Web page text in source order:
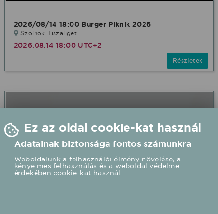
2026/08/14 18:00 Burger Piknik 2026
Szolnok Tiszaliget
2026.08.14 18:00 UTC+2
Részletek
Ez az oldal cookie-kat használ
Adatainak biztonsága fontos számunkra
Weboldalunk a felhasználói élmény növelése, a
kényelmes felhasználás és a weboldal védelme
érdekében cookie-kat használ.